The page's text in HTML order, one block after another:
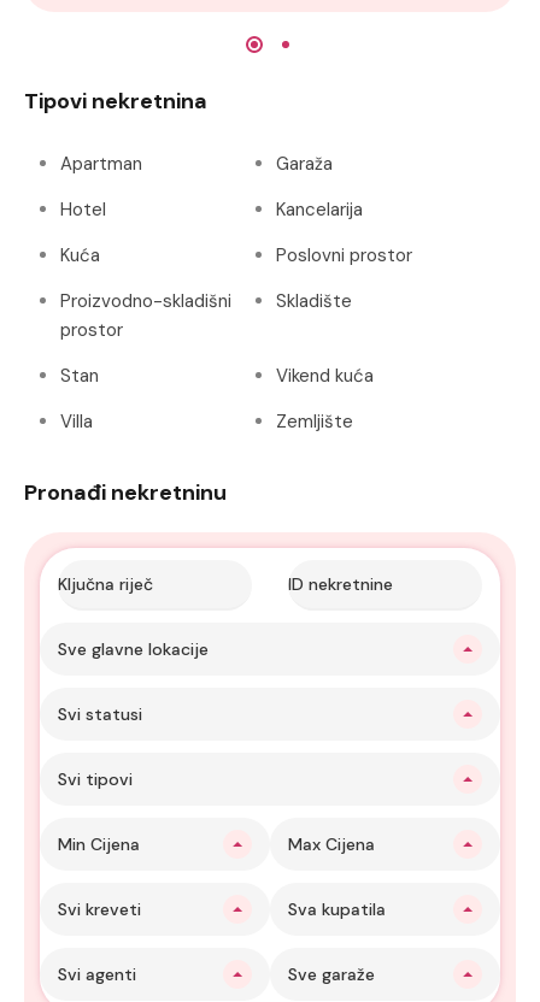
Tipovi nekretnina
Apartman
Garaža
Hotel
Kancelarija
Kuća
Poslovni prostor
Proizvodno-skladišni
prostor
Skladište
Stan
Vikend kuća
Villa
Zemljište
Pronađi nekretninu
Sve glavne lokacije
Svi statusi
Svi tipovi
Min Cijena Max Cijena
Svi kreveti Sva kupatila
Svi agenti Sve garaže